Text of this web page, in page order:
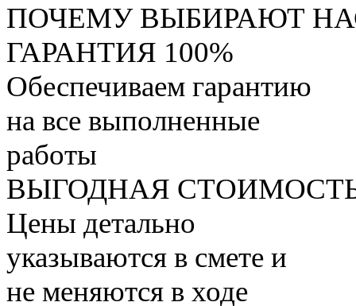
ПОЧЕМУ ВЫБИРАЮТ
ГАРАНТИЯ 100%
Обеспечиваем гарантию
на все выполненные
работы
ВЫГОДНАЯ
Цены детально
указываются в смете и
не меняются в ходе